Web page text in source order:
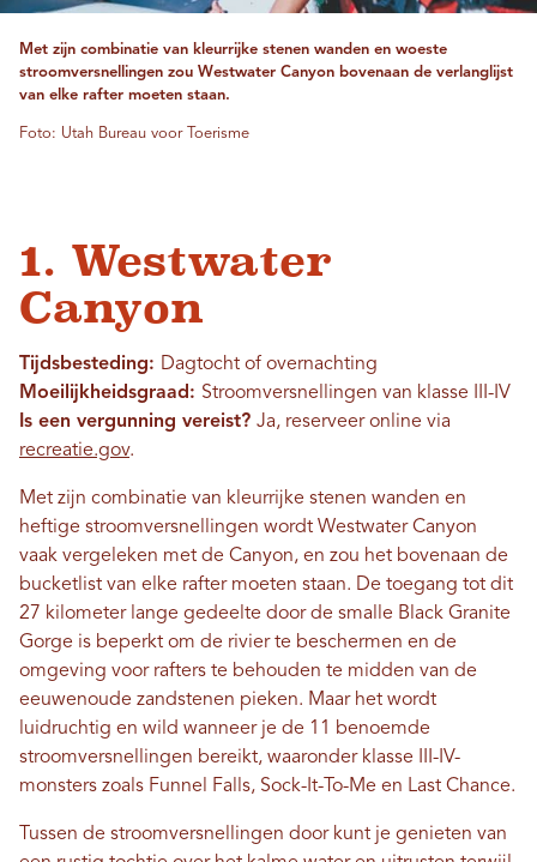
Met zijn combinatie van kleurrijke stenen wanden en woeste
stroomversnellingen zou Westwater Canyon bovenaan de verlanglijst
van elke rafter moeten staan.
Foto: Utah Bureau voor Toerisme
1. Westwater
Canyon
Tijdsbesteding: Dagtocht of overnachting
Moeilijkheidsgraad: Stroomversnellingen van klasse III-IV
Is een vergunning vereist? Ja, reserveer online via
recreatie.gov.
Met zijn combinatie van kleurrijke stenen wanden en
heftige stroomversnellingen wordt Westwater Canyon
vaak vergeleken met de Canyon, en zou het bovenaan de
bucketlist van elke rafter moeten staan. De toegang tot dit
27 kilometer lange gedeelte door de smalle Black Granite
Gorge is beperkt om de rivier te beschermen en de
omgeving voor rafters te behouden te midden van de
eeuwenoude zandstenen pieken. Maar het wordt
luidruchtig en wild wanneer je de 11 benoemde
stroomversnellingen bereikt, waaronder klasse III-IV-
monsters zoals Funnel Falls, Sock-It-To-Me en Last Chance.
Tussen de stroomversnellingen door kunt je genieten van